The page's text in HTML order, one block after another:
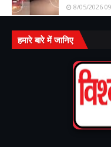
8/05/2026
हमारे बारे में जानिए